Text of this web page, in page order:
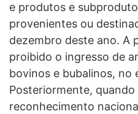
e produtos e
provenientes ou
dezembro deste ano. A
proibido o ingresso de
bovinos e bubalinos, no
Posteriormente, quando
reconhecimento